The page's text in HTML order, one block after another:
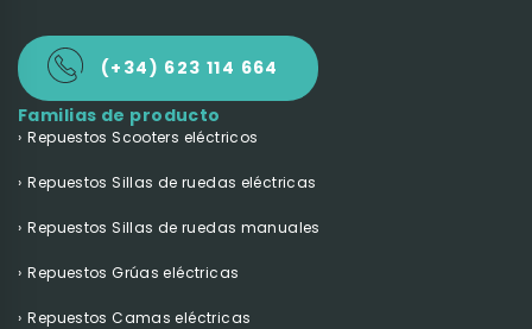
(+34) 623 114 664
Familias de producto
Repuestos Scooters eléctricos
Repuestos Sillas de ruedas eléctricas
Repuestos Sillas de ruedas manuales
Repuestos Grúas eléctricas
Repuestos Camas eléctricas